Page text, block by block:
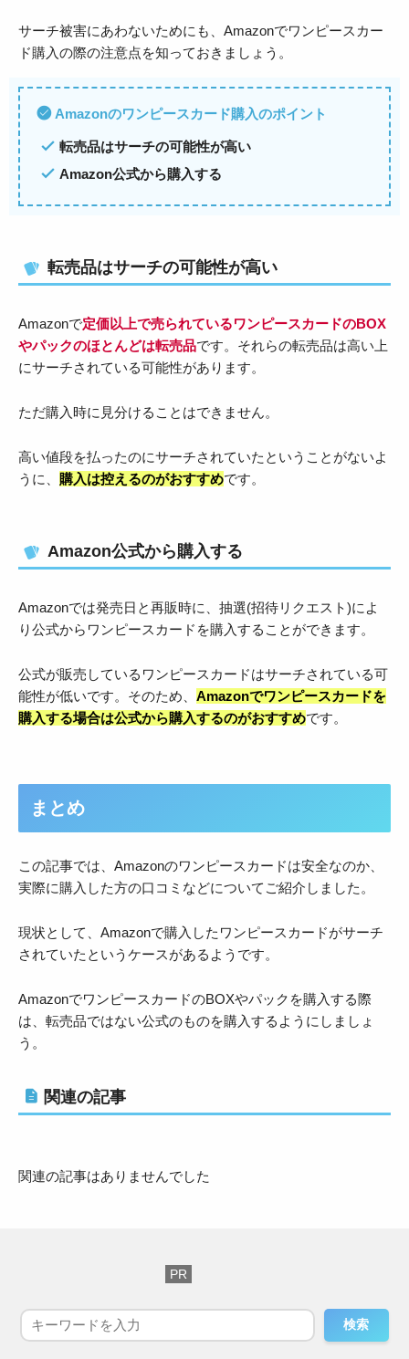
サーチ被害にあわないためにも、Amazonでワンピースカー
ド購入の際の注意点を知っておきましょう。
Amazonのワンピースカード購入のポイント
転売品はサーチの可能性が高い
Amazon公式から購入する
転売品はサーチの可能性が高い
Amazonで定価以上で売られているワンピースカードのBOX
やパックのほとんどは転売品です。それらの転売品は高い上
にサーチされている可能性があります。
ただ購入時に見分けることはできません。
高い値段を払ったのにサーチされていたということがないよ
うに、
購入は控えるのがおすすめです。
Amazon公式から購入する
Amazonでは発売日と再販時に、抽選(招待リクエスト)によ
り公式からワンピースカードを購入することができます。
公式が販売しているワンピースカードはサーチされている可
能性が低いです。そのため、 Amazonでワンピースカードを
購入する場合は公式から購入するのがおすすめです。
まとめ
この記事では、Amazonのワンピースカードは安全なのか、
実際に購入した方の口コミなどについてご紹介しました。
現状として、Amazonで購入したワンピースカードがサーチ
されていたというケースがあるようです。
AmazonでワンピースカードのBOXやパックを購入する際
は、転売品ではない公式のものを購入するようにしましょ
う。
関連の記事
関連の記事はありませんでした
検索